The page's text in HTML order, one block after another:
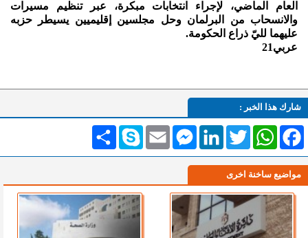
العام الماضي، لإجراء انتخابات مبكرة، عبر تنظيم مسيرات
والانسحاب من البرلمان وحل مجلسين إقليميين يسيطر حزبه
عليهما لليّ ذراع الحكومة.
عربي21
شارك هذا الخبر :
انشر Skype Email
MessengerLinkedInTwitterWhatsAppFacebook
مواضيع ساخنة اخرى